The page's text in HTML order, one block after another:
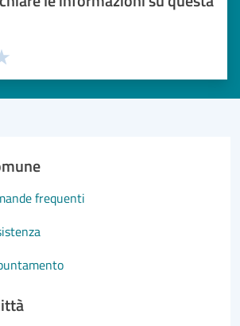
5 stelle su 5
4 stelle su 5
su 5
su 5
5
frequenti